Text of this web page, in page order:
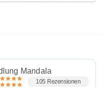
Mandala
105 Rezensionen